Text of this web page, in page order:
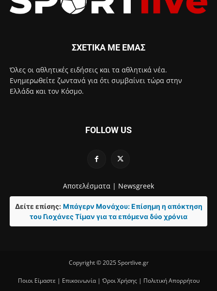
ΣΧΕΤΙΚΑ ΜΕ ΕΜΑΣ
Όλες οι αθλητικές ειδήσεις και τα αθλητικά νέα.
Ενημερωθείτε ζωντανά για ότι συμβαίνει τώρα στην
Ελλάδα και τον Κόσμο.
FOLLOW US
Αποτελέσματα | Newsgreek
Δείτε επίσης: Μπάγερν Μονάχου: Επίσημη η απόκτηση
του Γιοχάνες Τίμαν για τα επόμενα δύο χρόνια
Copyright © 2025 Sportlive.gr
Ποιοι Είμαστε| Επικοινωνία| Όροι Χρήσης| Πολιτική Απορρήτου